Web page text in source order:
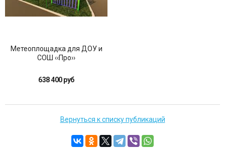
Метеоплощадка для ДОУ и
СОШ ‹‹Про››
638 400 руб
Вернуться к списку публикаций